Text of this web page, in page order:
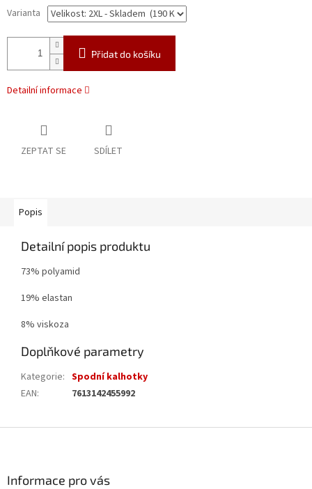
Varianta
Přidat do košíku
Detailní informace
ZEPTAT SE SDÍLET
Popis
Detailní popis produktu
73% polyamid
19% elastan
8% viskoza
Doplňkové parametry
Kategorie: Spodní kalhotky
EAN: 7613142455992
Informace pro vás